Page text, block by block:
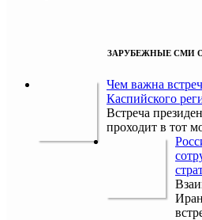
ЗАРУБЕЖНЫЕ СМИ
Чем важна
Каспийского
Встреча
проходит в тот